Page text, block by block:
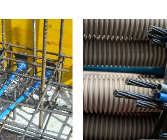
TIRANTI GEOTECNICI